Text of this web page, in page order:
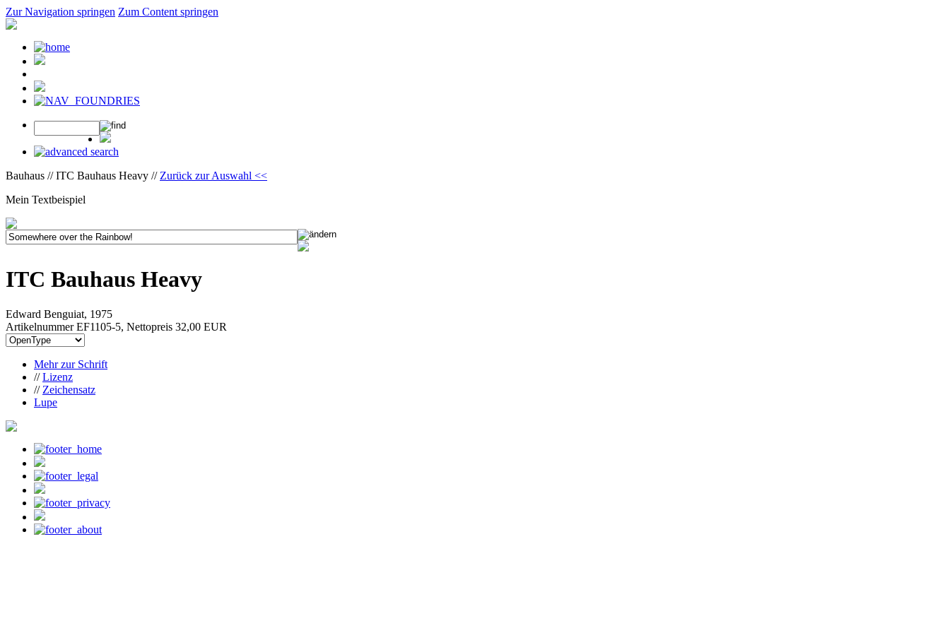
Zur Navigation springen Zum Content springen
Bauhaus // ITC Bauhaus Heavy // Zurück zur Auswahl <<
Mein Textbeispiel
ITC Bauhaus Heavy
Edward Benguiat, 1975
Artikelnummer EF1105-5, Nettopreis 32,00 EUR
Mehr zur Schrift
//Lizenz
// Zeichensatz
Lupe